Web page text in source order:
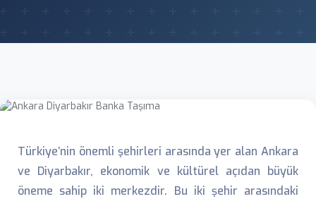
Türkiye’nin önemli şehirleri arasında yer alan Ankara
ve Diyarbakır, ekonomik ve kültürel açıdan büyük
öneme sahip iki merkezdir. Bu iki şehir arasındaki